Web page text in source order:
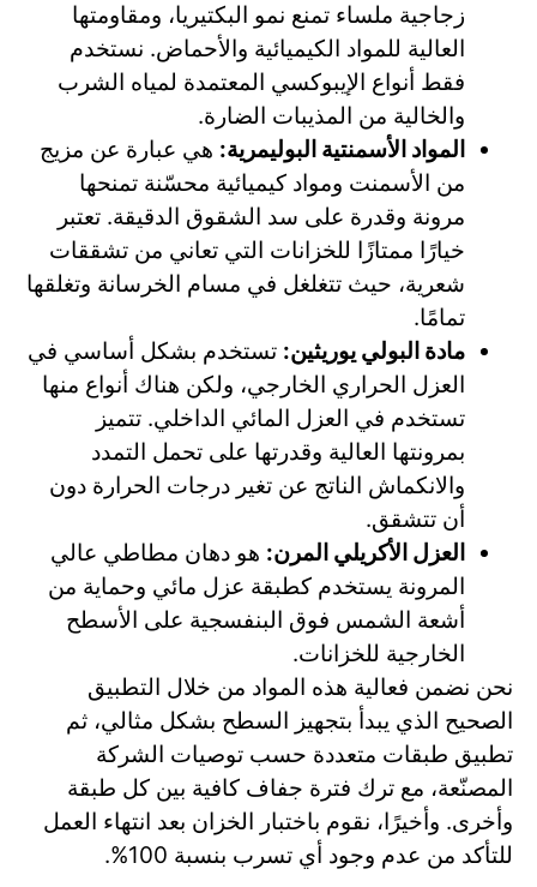
زجاجية ملساء تمنع نمو البكتيريا، ومقاومتها
العالية للمواد الكيميائية والأحماض. نستخدم
فقط أنواع الإيبوكسي المعتمدة لمياه الشرب
والخالية من المذيبات الضارة.
المواد الأسمنتية البوليمرية: هي عبارة عن مزيج
من الأسمنت ومواد كيميائية محسّنة تمنحها
مرونة وقدرة على سد الشقوق الدقيقة. تعتبر
خيارًا ممتازًا للخزانات التي تعاني من تشققات
شعرية، حيث تتغلغل في مسام الخرسانة وتغلقها
تمامًا.
مادة البولي يوريثين: تستخدم بشكل أساسي في
العزل الحراري الخارجي، ولكن هناك أنواع منها
تستخدم في العزل المائي الداخلي. تتميز
بمرونتها العالية وقدرتها على تحمل التمدد
والانكماش الناتج عن تغير درجات الحرارة دون
أن تتشقق.
العزل الأكريلي المرن: هو دهان مطاطي عالي
المرونة يستخدم كطبقة عزل مائي وحماية من
أشعة الشمس فوق البنفسجية على الأسطح
الخارجية للخزانات.
نحن نضمن فعالية هذه المواد من خلال التطبيق
الصحيح الذي يبدأ بتجهيز السطح بشكل مثالي، ثم
تطبيق طبقات متعددة حسب توصيات الشركة
المصنّعة، مع ترك فترة جفاف كافية بين كل طبقة
وأخرى. وأخيرًا، نقوم باختبار الخزان بعد انتهاء العمل
للتأكد من عدم وجود أي تسرب بنسبة 100%.